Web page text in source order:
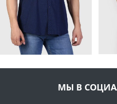
МЫ В